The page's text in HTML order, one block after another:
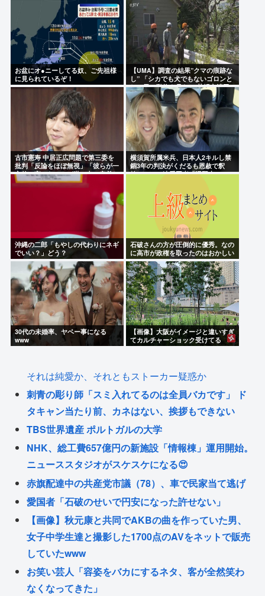
お盆にオ●ニーしてる奴、ご先祖様
に見られているぞ！
【UMA】調査の結果”クマの痕跡な
し” 「シカでも犬でもないゴロンと
して黒い動物を見た」 札幌市清田
区
古市憲寿 中居正広問題で第三委を
批判「反論をほぼ無視」「彼らが一
方的に言ったことが世の中に定着し
てしまう」橋下徹も同調
横須賀所属米兵、日本人2キルし禁
錮3年の判決がくだるも恩赦で釈
放！ニュー速愛国者「辺野古！」
沖縄の二郎「もやしの代わりにネギ
でいい？」どう？
石破さんの方が圧倒的に優秀。なの
に高市が政権を取ったのはおかしい
30代の未婚率、ヤベー事になる
www
【画像】大阪がイメージと違いすぎ
てカルチャーショック受けてる
それは純愛か、それともストーカー疑惑か
刺青の彫り師「スミ入れてるのは全員バカです」 ド
タキャン当たり前、カネはない、挨拶もできない
TBS世界遺産 ポルトガルの大学
NHK、総工費657億円の新施設「情報棟」運用開始。
ニューススタジオがスケスケになる😍
赤旗配達中の共産党市議（78）、車で民家当て逃げ
愛国者「石破のせいで円安になった許せない」
【画像】秋元康と共同でAKBの曲を作っていた男、
女子中学生達と撮影した1700点のAVをネットで販売
していたwww
お笑い芸人「容姿をバカにするネタ、客が全然笑わ
なくなってきた」